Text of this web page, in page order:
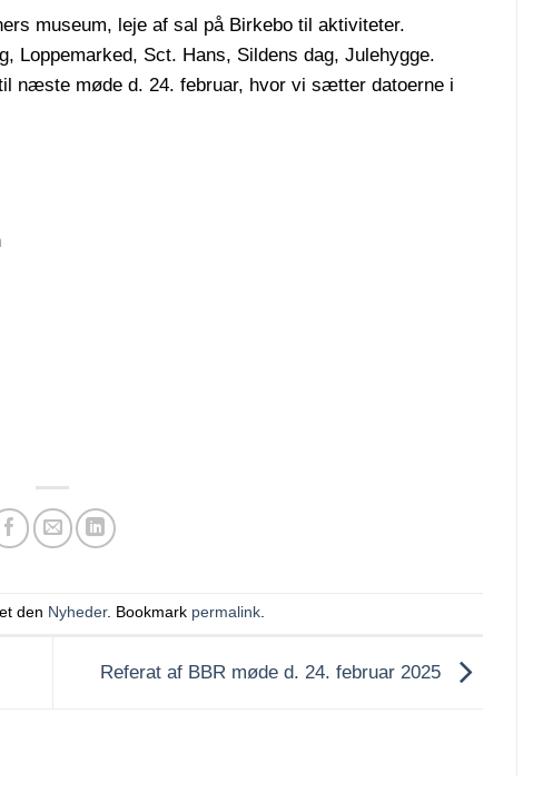
museum, leje af sal på Birkebo til aktiviteter.
Loppemarked, Sct. Hans, Sildens dag, Julehygge.
næste møde d. 24. februar, hvor vi sætter datoerne i
den Nyheder. Bookmark permalink.
Referat af BBR møde d. 24. februar 2025